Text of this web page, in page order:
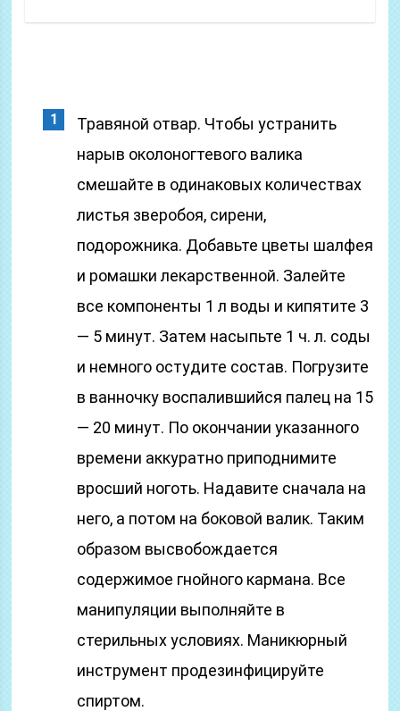
Травяной отвар. Чтобы устранить
нарыв околоногтевого валика
смешайте в одинаковых количествах
листья зверобоя, сирени,
подорожника. Добавьте цветы шалфея
и ромашки лекарственной. Залейте
все компоненты 1 л воды и кипятите 3
— 5 минут. Затем насыпьте 1 ч. л. соды
и немного остудите состав. Погрузите
в ванночку воспалившийся палец на 15
— 20 минут. По окончании указанного
времени аккуратно приподнимите
вросший ноготь. Надавите сначала на
него, а потом на боковой валик. Таким
образом высвобождается
содержимое гнойного кармана. Все
манипуляции выполняйте в
стерильных условиях. Маникюрный
инструмент продезинфицируйте
спиртом.